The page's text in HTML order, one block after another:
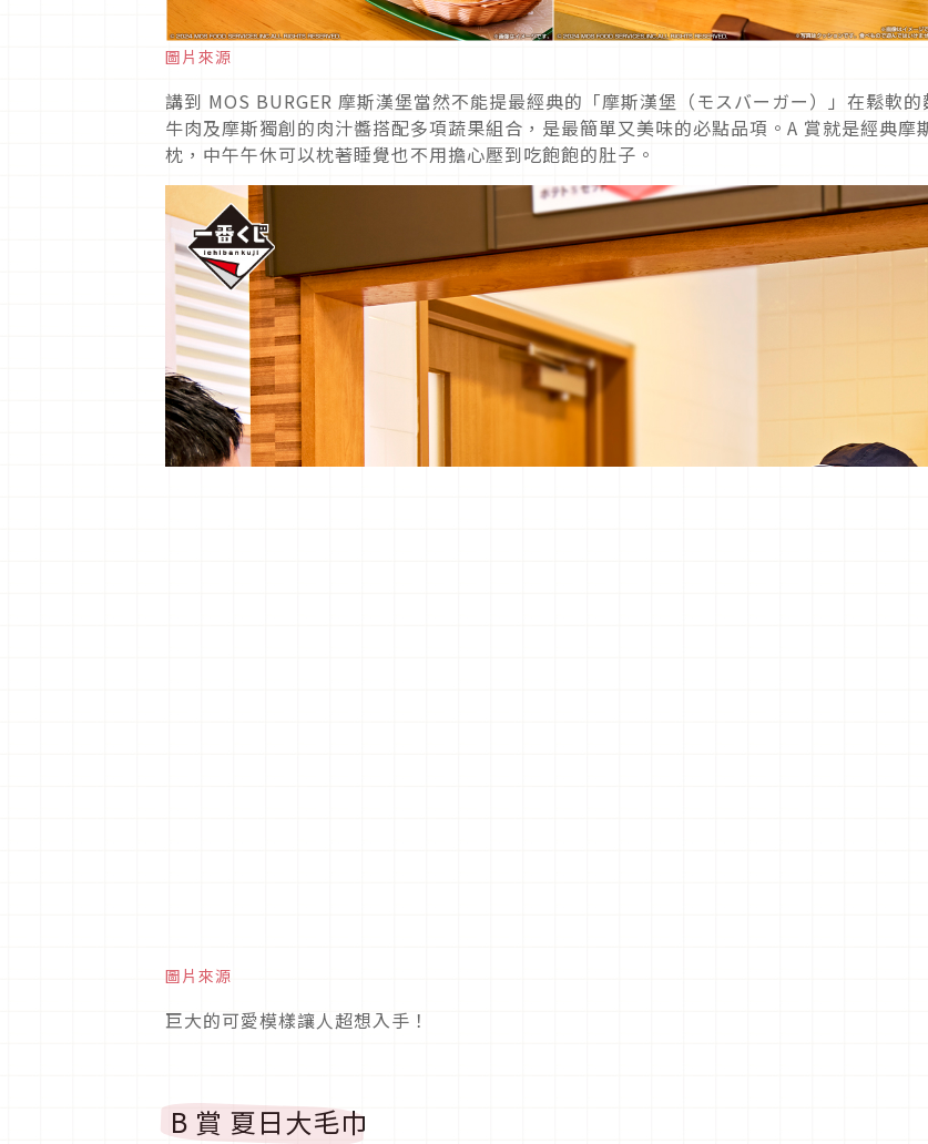
圖片來源
講到 MOS BURGER 摩斯漢堡當然不能提最經典的「摩斯漢堡（モスバーガー）」在鬆軟
牛肉及摩斯獨創的肉汁醬搭配多項蔬果組合，是最簡單又美味的必點品項。A 賞就是經典摩
枕，中午午休可以枕著睡覺也不用擔心壓到吃飽飽的肚子。
圖片來源
巨大的可愛模樣讓人超想入手！
B 賞 夏日大毛巾